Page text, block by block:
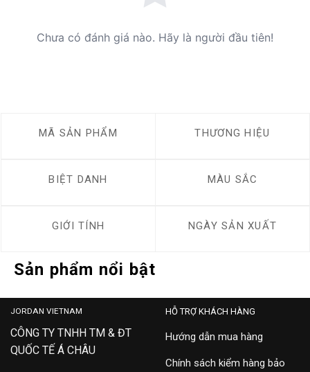
Chưa có đánh giá nào. Hãy là người đầu tiên!
MÃ SẢN PHẨM THƯƠNG HIỆU
BIỆT DANH MÀU SẮC
GIỚI TÍNH NGÀY SẢN XUẤT
Sản phẩm nổi bật
JORDAN VIETNAM
CÔNG TY TNHH TM & ĐT
QUỐC TẾ Á CHÂU
HỖ TRỢ KHÁCH HÀNG
Hướng dẫn mua hàng
Chính sách kiểm hàng bảo